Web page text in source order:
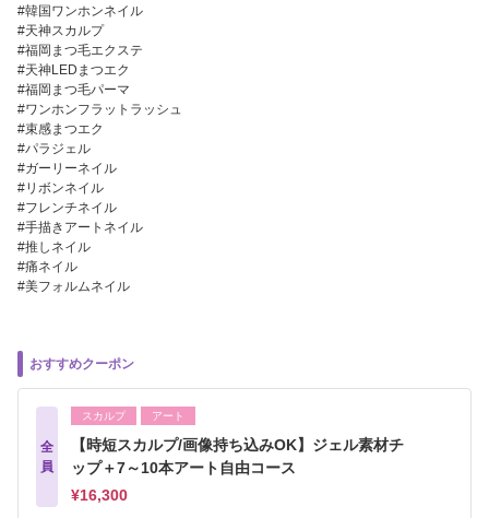
#韓国ワンホンネイル
#天神スカルプ
#福岡まつ毛エクステ
#天神LEDまつエク
#福岡まつ毛パーマ
#ワンホンフラットラッシュ
#束感まつエク
#パラジェル
#ガーリーネイル
#リボンネイル
#フレンチネイル
#手描きアートネイル
#推しネイル
#痛ネイル
#美フォルムネイル
おすすめクーポン
全
員
スカルプ アート
【時短スカルプ/画像持ち込みOK】ジェル素材チ
ップ＋7～10本アート自由コース
¥16,300